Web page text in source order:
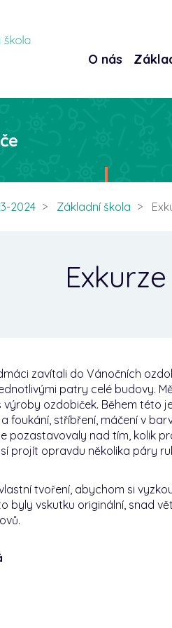
O nás
2024 Základní škola
zavítali do Vánočních
patry celé budovy.
ozdobiček. Během této
foukání, stříbření, máčení v
pozastavovaly nad tím, kolik
projít opravdu několika páry
tvoření, abychom si
byly vskutku originální, snad